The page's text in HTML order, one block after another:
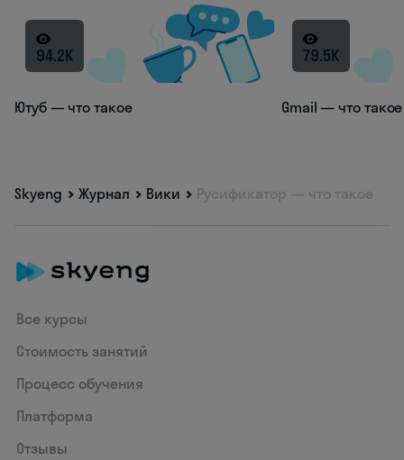
94.2K
Ютуб — что такое
79.5K
Gmail — что такое
Skyeng Журнал Вики Русификатор — что такое
Все курсы
Стоимость занятий
Процесс обучения
Платформа
Отзывы